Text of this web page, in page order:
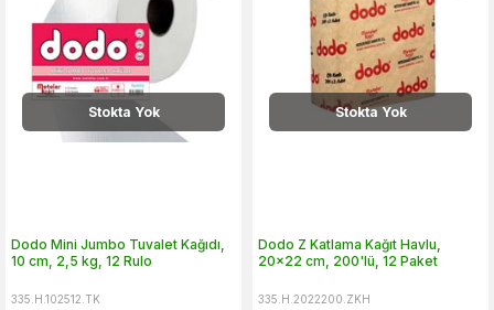
Stokta Yok
Dodo Mini Jumbo Tuvalet Kağıdı,
10 cm, 2,5 kg, 12 Rulo
335.H.102512.TK
Stokta Yok
Dodo Z Katlama Kağıt Havlu,
20x22 cm, 200'lü, 12 Paket
335.H.2022200.ZKH